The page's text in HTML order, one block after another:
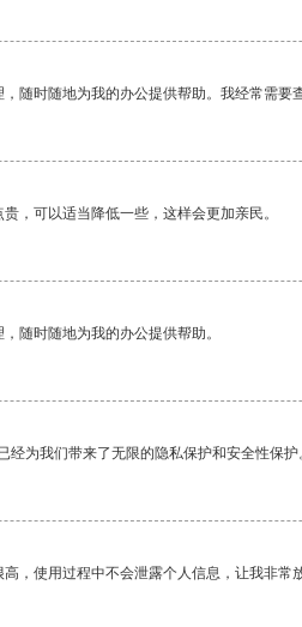
随时随地为我的办公提供帮助。我经常需要
，可以适当降低一些，这样会更加亲民。
随时随地为我的办公提供帮助。
经为我们带来了无限的隐私保护和安全性保护
，使用过程中不会泄露个人信息，让我非常放